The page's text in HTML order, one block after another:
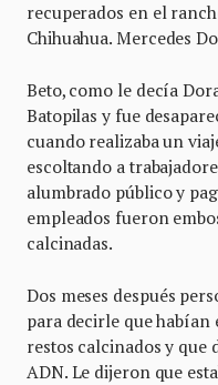
recuperados en el
Chihuahua. Mercedes
Beto, como le decía
Batopilas y fue
cuando realizaba un
escoltando a
alumbrado público y
empleados fueron
calcinadas.
Dos meses después
para decirle que
restos calcinados y que
ADN. Le dijeron que